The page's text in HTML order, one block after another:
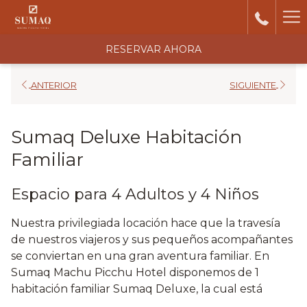
RESERVAR AHORA
ANTERIOR SIGUIENTE
Sumaq Deluxe Habitación
Familiar
Espacio para 4 Adultos y 4 Niños
Nuestra privilegiada locación hace que la travesía
de nuestros viajeros y sus pequeños acompañantes
se conviertan en una gran aventura familiar. En
Sumaq Machu Picchu Hotel disponemos de 1
habitación familiar Sumaq Deluxe, la cual está